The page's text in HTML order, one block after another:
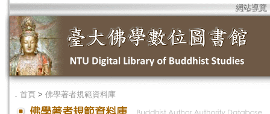
網站導覽
． 首頁 > 佛學著者規範資料庫